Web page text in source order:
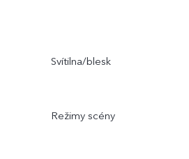
Svítilna/blesk
Režimy scény